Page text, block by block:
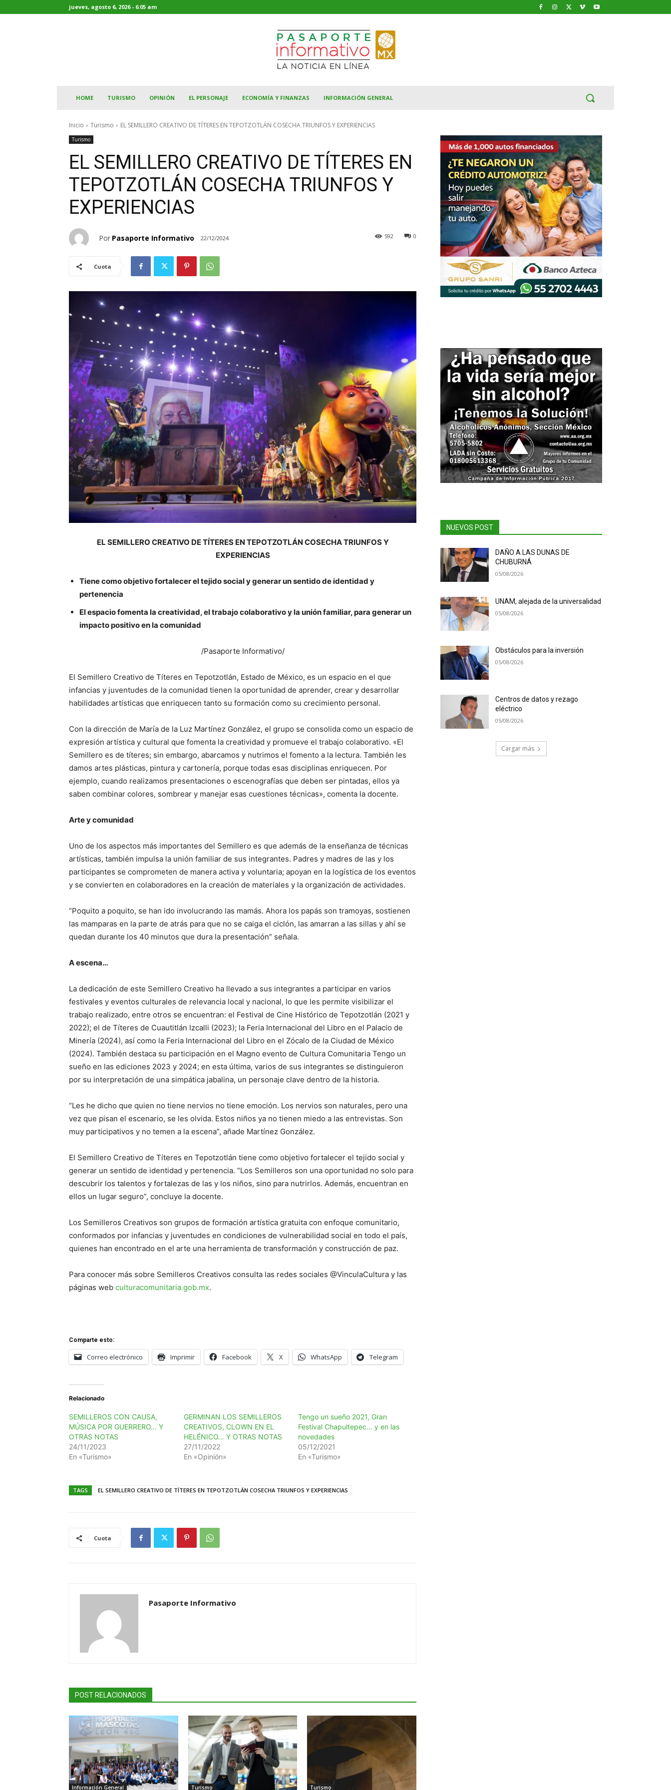
jueves, agosto 6, 2026 - 6:05 am
HOME TURISMO OPINIÓN EL PERSONAJE ECONOMÍA Y FINANZAS INFORMACIÓN GENERAL
Inicio Turismo EL SEMILLERO CREATIVO DE TÍTERES EN TEPOTZOTLÁN COSECHA TRIUNFOS Y EXPERIENCIAS
Turismo
EL SEMILLERO CREATIVO DE TÍTERES EN
TEPOTZOTLÁN COSECHA TRIUNFOS Y
EXPERIENCIAS
Por Pasaporte Informativo 22/12/2024 0
592
Cuota
EL SEMILLERO CREATIVO DE TÍTERES EN TEPOTZOTLÁN COSECHA TRIUNFOS Y
EXPERIENCIAS
Tiene como objetivo fortalecer el tejido social y generar un sentido de identidad y
pertenencia
El espacio fomenta la creatividad, el trabajo colaborativo y la unión familiar, para generar un
impacto positivo en la comunidad
/Pasaporte Informativo/
El Semillero Creativo de Títeres en Tepotzotlán, Estado de México, es un espacio en el que
infancias y juventudes de la comunidad tienen la oportunidad de aprender, crear y desarrollar
habilidades artísticas que enriquecen tanto su formación como su crecimiento personal.
Con la dirección de María de la Luz Martínez González, el grupo se consolida como un espacio de
expresión artística y cultural que fomenta la creatividad y promueve el trabajo colaborativo. «El
Semillero es de títeres; sin embargo, abarcamos y nutrimos el fomento a la lectura. También les
damos artes plásticas, pintura y cartonería, porque todas esas disciplinas enriquecen. Por
ejemplo, cuando realizamos presentaciones o escenografías que deben ser pintadas, ellos ya
saben combinar colores, sombrear y manejar esas cuestiones técnicas», comenta la docente.
Arte y comunidad
Uno de los aspectos más importantes del Semillero es que además de la enseñanza de técnicas
artísticas, también impulsa la unión familiar de sus integrantes. Padres y madres de las y los
participantes se comprometen de manera activa y voluntaria; apoyan en la logística de los eventos
y se convierten en colaboradores en la creación de materiales y la organización de actividades.
“Poquito a poquito, se han ido involucrando las mamás. Ahora los papás son tramoyas, sostienen
las mamparas en la parte de atrás para que no se caiga el ciclón, las amarran a las sillas y ahí se
quedan durante los 40 minutos que dura la presentación” señala.
A escena…
La dedicación de este Semillero Creativo ha llevado a sus integrantes a participar en varios
festivales y eventos culturales de relevancia local y nacional, lo que les permite visibilizar el
trabajo realizado, entre otros se encuentran: el Festival de Cine Histórico de Tepotzotlán (2021 y
2022); el de Títeres de Cuautitlán Izcalli (2023); la Feria Internacional del Libro en el Palacio de
Minería (2024), así como la Feria Internacional del Libro en el Zócalo de la Ciudad de México
(2024). También destaca su participación en el Magno evento de Cultura Comunitaria Tengo un
sueño en las ediciones 2023 y 2024; en esta última, varios de sus integrantes se distinguieron
por su interpretación de una simpática jabalina, un personaje clave dentro de la historia.
“Les he dicho que quien no tiene nervios no tiene emoción. Los nervios son naturales, pero una
vez que pisan el escenario, se les olvida. Estos niños ya no tienen miedo a las entrevistas. Son
muy participativos y no temen a la escena”, añade Martínez González.
El Semillero Creativo de Títeres en Tepotzotlán tiene como objetivo fortalecer el tejido social y
generar un sentido de identidad y pertenencia. “Los Semilleros son una oportunidad no solo para
descubrir los talentos y fortalezas de las y los niños, sino para nutrirlos. Además, encuentran en
ellos un lugar seguro”, concluye la docente.
Los Semilleros Creativos son grupos de formación artística gratuita con enfoque comunitario,
conformados por infancias y juventudes en condiciones de vulnerabilidad social en todo el país,
quienes han encontrado en el arte una herramienta de transformación y construcción de paz.
Para conocer más sobre Semilleros Creativos consulta las redes sociales @VinculaCultura y las
páginas web culturacomunitaria.gob.mx.
Comparte esto:
Correo electrónico Imprimir Facebook X WhatsApp Telegram
Relacionado
SEMILLEROS CON CAUSA,
MÚSICA POR GUERRERO… Y
OTRAS NOTAS
24/11/2023
En «Turismo»
GERMINAN LOS SEMILLEROS
CREATIVOS, CLOWN EN EL
HELÉNICO… Y OTRAS NOTAS
27/11/2022
En «Opinión»
Tengo un sueño 2021, Gran
Festival Chapultepec… y en las
novedades
05/12/2021
En «Turismo»
TAGS EL SEMILLERO CREATIVO DE TÍTERES EN TEPOTZOTLÁN COSECHA TRIUNFOS Y EXPERIENCIAS
Cuota
Pasaporte Informativo
POST RELACIONADOS
Información General Turismo Turismo
NUEVOS POST
DAÑO A LAS DUNAS DE
CHUBURNÁ
05/08/2026
UNAM, alejada de la universalidad
05/08/2026
Obstáculos para la inversión
05/08/2026
Centros de datos y rezago
eléctrico
05/08/2026
Cargar más